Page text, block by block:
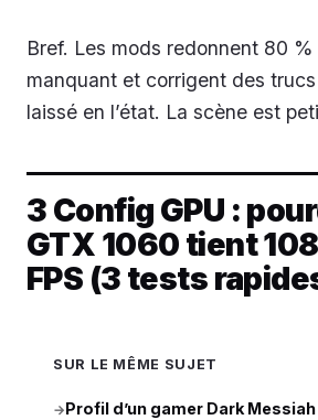
Bref. Les mods redonnent 80
manquant et corrigent des trucs
laissé en l’état. La scène est
3 Config GPU :
GTX 1060 tient
FPS (3 tests
SUR LE MÊME SUJET
→ Profil d’un gamer Dark